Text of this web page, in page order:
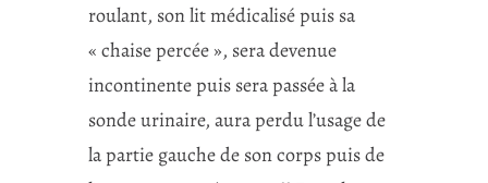
roulant, son lit médicalisé puis sa
« chaise percée », sera devenue
incontinente puis sera passée à la
sonde urinaire, aura perdu l’usage de
la partie gauche de son corps puis de